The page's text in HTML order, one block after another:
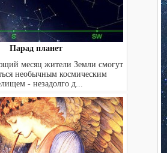
Парад планет
месяц жители Земли смогут
необычным космическим
- незадолго д...